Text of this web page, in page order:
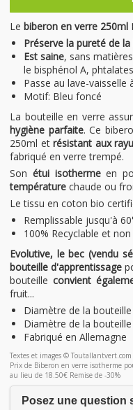
Le biberon en verre 250ml
Préserve la pureté de
Est saine, sans
le bisphénol A,
Passe au lave-vaisselle
Motif: Bleu foncé
La bouteille en verre
hygiène parfaite. Ce
250ml et résistant aux
fabriqué en verre trempé.
Son étui isothermeen
température chaude ou
Le tissu en coton bio
Remplissable jusqu'à
100% Recyclable et
Evolutive, le bec (vendu
bouteille d'apprentissage
bouteille convient
fruit...
Diamètre de la
Diamètre de la
Fabriqué en Allemagne
Textes et images © Toutallantvert.com
Prix de Biberon en verre isotherme
au lieu de 18.50€ Remise de -30%
Posez une question